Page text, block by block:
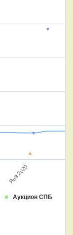
Аукцион СПБ
Янв 2020